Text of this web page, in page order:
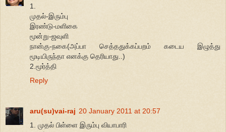
1.
முதல்-இரும்பு
இரண்டு-மளிகை
மூன்று-ஜவுளி
நான்கு-நகை(அப்பா செத்ததுக்கப்பறம் கடைய இழுத்து
மூடியிருந்தா எனக்கு தெரியாது..)
2.மூர்த்தி
Reply
aru(su)vai-raj 20 January 2011 at 20:57
1. முதல் பிள்ளை இரும்பு வியாபாரி